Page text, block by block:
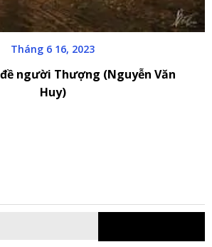
Tháng 6 16, 2023
người Thượng (Nguyễn Văn
Huy)